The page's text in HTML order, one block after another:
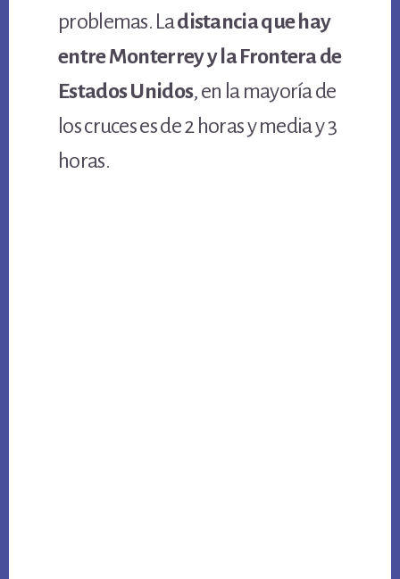
problemas. Ladistancia que hay
entre Monterrey y la Frontera de
Estados Unidos, en la mayoría de
los cruces es de 2 horas y media y 3
horas.